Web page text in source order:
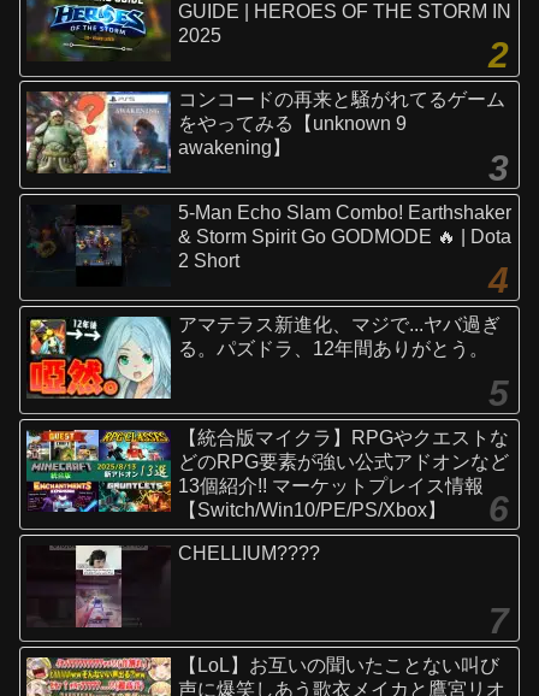
GUIDE | HEROES OF THE STORM IN
2025
コンコードの再来と騒がれてるゲーム
をやってみる【unknown 9
awakening】
5-Man Echo Slam Combo! Earthshaker
& Storm Spirit Go GODMODE 🔥 | Dota
2 Short
アマテラス新進化、マジで...ヤバ過ぎ
る。パズドラ、12年間ありがとう。
【統合版マイクラ】RPGやクエストな
どのRPG要素が強い公式アドオンなど
13個紹介!! マーケットプレイス情報
【Switch/Win10/PE/PS/Xbox】
CHELLIUM????
【LoL】お互いの聞いたことない叫び
声に爆笑しあう歌衣メイカと鷹宮リオ